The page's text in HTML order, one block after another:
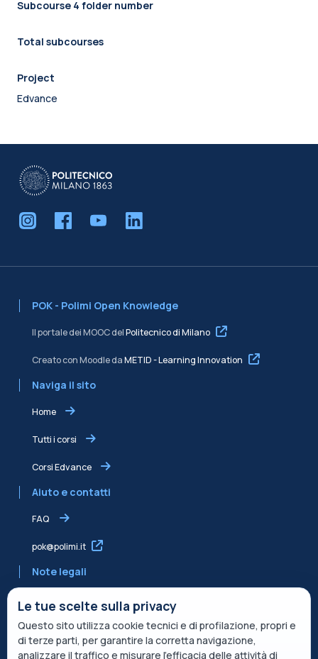
Subcourse 4 folder number
Total subcourses
Project
Edvance
POK - Polimi Open Knowledge
Il portale dei MOOC delPolitecnico di Milano
Creato con Moodle daMETID - Learning Innovation
Naviga il sito
Home
Tutti i corsi
Corsi Edvance
Aiuto e contatti
FAQ
pok@polimi.it
Note legali
Informativa condivisa Edvance per il trattamento dei dati
Termini di servizio
Le tue scelte sulla privacy
Questo sito utilizza cookie tecnici e di profilazione, propri e
di terze parti, per garantire la corretta navigazione,
analizzare il traffico e misurare l’efficacia delle attività di